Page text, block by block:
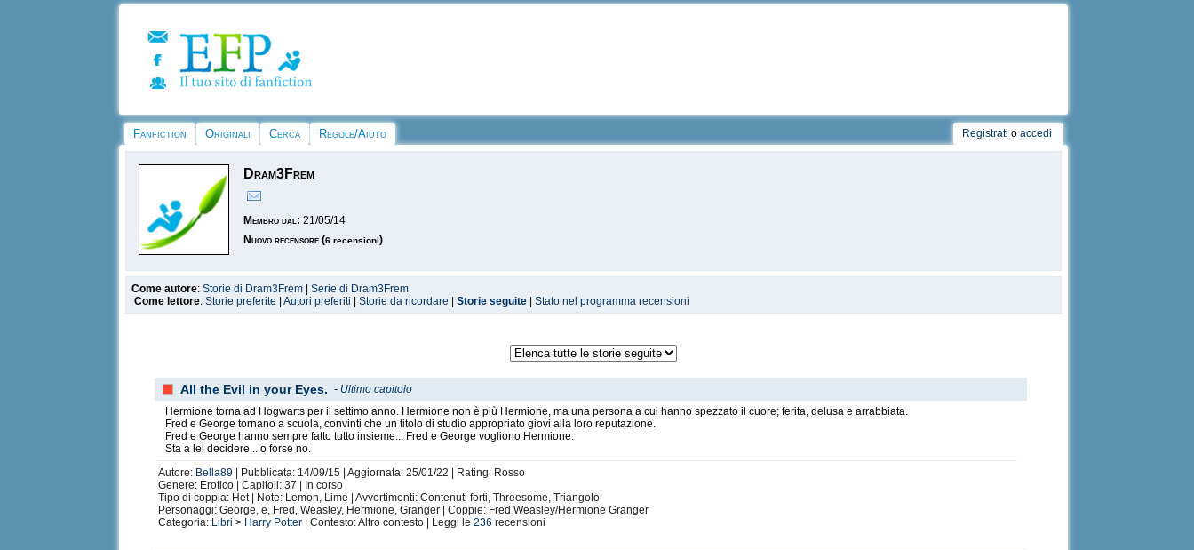
Fanfiction Originali Cerca Regole/Aiuto Registrati o accedi
Dram3Frem
Membro dal: 21/05/14
Nuovo recensore (6 recensioni)
Come autore:Storie di Dram3Frem |Serie di Dram3Frem
Come lettore:Storie preferite |Autori preferiti |Storie da ricordare |Storie seguite |Stato nel programma recensioni
All the Evil in your Eyes. - Ultimo capitolo
Hermione torna ad Hogwarts per il settimo anno. Hermione non è più Hermione, ma una persona a cui hanno spezzato il cuore; ferita, delusa e arrabbiata.
Fred e George tornano a scuola, convinti che un titolo di studio appropriato giovi alla loro reputazione.
Fred e George hanno sempre fatto tutto insieme... Fred e George vogliono Hermione.
Sta a lei decidere... o forse no.
Autore: Bella89 | Pubblicata: 14/09/15 | Aggiornata: 25/01/22 | Rating: Rosso
Genere: Erotico | Capitoli: 37 | In corso
Tipo di coppia: Het | Note: Lemon, Lime | Avvertimenti: Contenuti forti, Threesome, Triangolo
Personaggi: George, e, Fred, Weasley, Hermione, Granger | Coppie: Fred Weasley/Hermione Granger
Categoria: Libri > Harry Potter | Contesto: Altro contesto | Leggi le236 recensioni